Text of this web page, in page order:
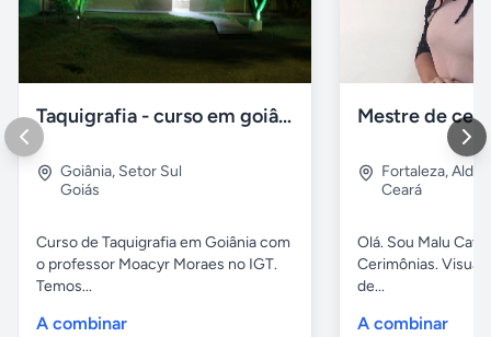
Taquigrafia - curso em goiânia - goiás
Goiânia, Setor Sul
Goiás
Curso de Taquigrafia em Goiânia com
o professor Moacyr Moraes no IGT.
Temos...
A combinar
Fortaleza,
Ceará
Olá. Sou Malu
Cerimônias.
de...
A combinar